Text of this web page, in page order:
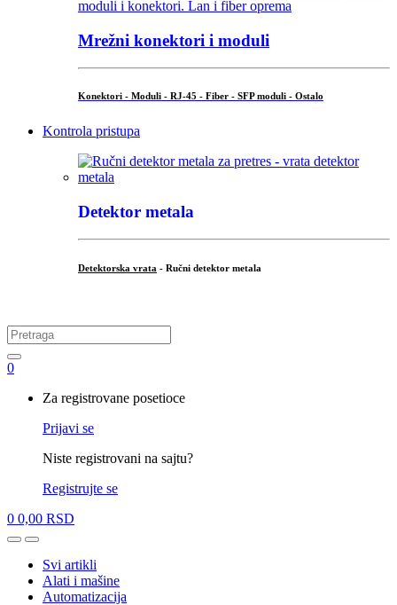
Mrežni konektori i moduli
Konektori - Moduli - RJ-45 - Fiber - SFP moduli - Ostalo
Kontrola pristupa
Detektor metala
Detektorska vrata - Ručni detektor metala
Search
for:
0
Za registrovane posetioce
Prijavi se
Niste registrovani na sajtu?
Registrujte se
0 0,00 RSD
OpenClose
Svi artikli
Alati i mašine
Automatizacija